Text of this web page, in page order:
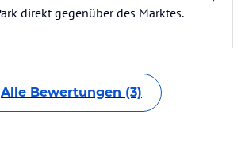
direkt gegenüber des Marktes.
Alle Bewertungen (3)